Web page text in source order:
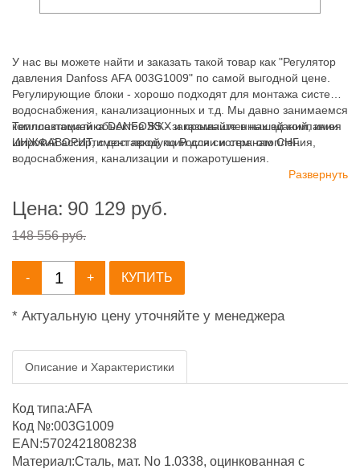
У нас вы можете найти и заказать такой товар как "Регулятор
давления Danfoss AFA 003G1009" по самой выгодной цене.
Регулирующие блоки - хорошо подходят для монтажа систем
водоснабжения, канализационных и т.д. Мы давно занимаемся
комплектацией объектов ЖКХ и промышленных зданий, имея
широкий ассортимент продукции для систем: отопления,
водоснабжения, канализации и пожаротушения.
Теплоавтоматика DANFOSS - заказывайте в нашей компании
ИНЖФАВОРИТ, с доставкой по России и странам СНГ.
Развернуть
Цена: 90 129 руб.
148 556 руб.
- + КУПИТЬ
* Актуальную цену уточняйте у менеджера
Описание и Характеристики
Код типа:AFA
Код №:003G1009
EAN:5702421808238
Материал:Сталь, мат. No 1.0338, оцинкованная с